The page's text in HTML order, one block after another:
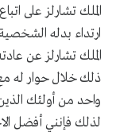
الملك تشارلز على
ارتداء بدله
الملك تشارلز عن
ذلك خلال حوار له
واحد من أولئك
لذلك فإنني أفضل